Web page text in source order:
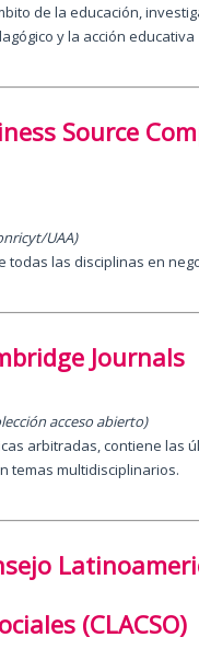
de la educación,
y la acción educativa
Source
UAA)
todas las disciplinas en
Journals
acceso abierto)
arbitradas, contiene las
temas multidisciplinarios.
(CLACSO)